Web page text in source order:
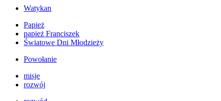
Watykan
Papież
papież Franciszek
Światowe Dni Młodzieży
Powołanie
misje
rozwój